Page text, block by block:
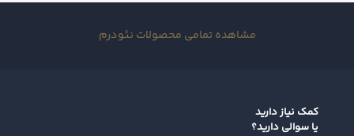
مشاهده تمامی محصولات نئودرم
کمک نیاز دارید
یا سوالی دارید؟